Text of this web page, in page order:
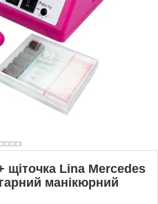
щіточка Lina Mercedes
манікюрний